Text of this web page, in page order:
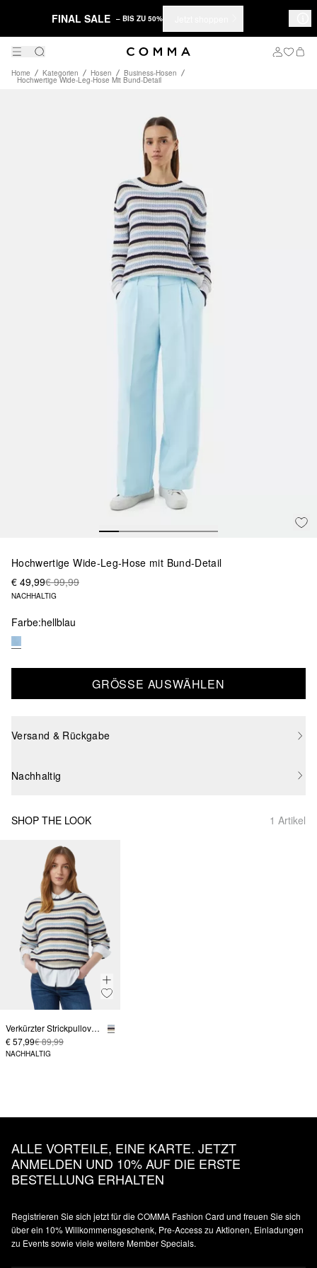
FINAL SALE – BIS ZU 50%
Home Kategorien Hosen Business-Hosen
Hochwertige Wide-Leg-Hose Mit Bund-Detail
Hochwertige Wide-Leg-Hose mit Bund-Detail
€ 49,99€ 99,99
NACHHALTIG
Farbe:hellblau
GRÖSSE AUSWÄHLEN
Versand & Rückgabe
Nachhaltig
SHOP THE LOOK 1 Artikel
Verkürzter Strickpullover mit Streifenmuster im Relaxed Fit
€ 57,99€ 89,99
NACHHALTIG
ALLE VORTEILE, EINE KARTE. JETZT
ANMELDEN UND 10% AUF DIE ERSTE
BESTELLUNG ERHALTEN
Registrieren Sie sich jetzt für die COMMA Fashion Card und freuen Sie sich
über ein 10% Willkommensgeschenk, Pre-Access zu Aktionen, Einladungen
zu Events sowie viele weitere Member Specials.